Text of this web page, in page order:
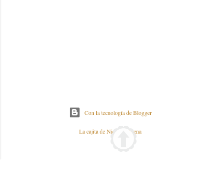
Con la tecnología de Blogger
La cajita de Nieves y Elena